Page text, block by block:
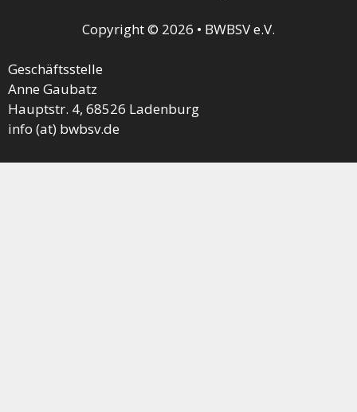
Copyright © 2026 • BWBSV e.V.
Geschäftsstelle
Anne Gaubatz
Hauptstr. 4, 68526 Ladenburg
info (at) bwbsv.de